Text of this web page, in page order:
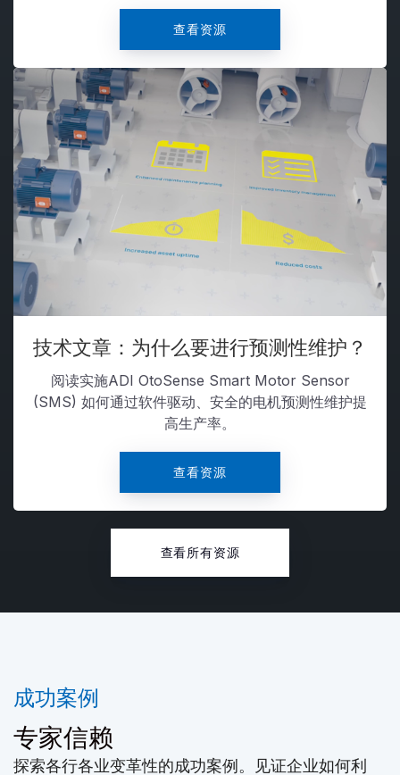
查看资源
技术文章：为什么要进行预测性维护？
阅读实施ADI OtoSense Smart Motor Sensor
(SMS) 如何通过软件驱动、安全的电机预测性维护提
高生产率。
查看资源
查看所有资源
成功案例
专家信赖
探索各行各业变革性的成功案例。见证企业如何利